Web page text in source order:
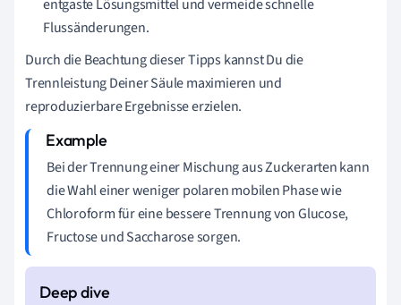
entgaste Lösungsmittel und vermeide schnelle
Flussänderungen.
Durch die Beachtung dieser Tipps kannst Du die
Trennleistung Deiner Säule maximieren und
reproduzierbare Ergebnisse erzielen.
Bei der Trennung einer Mischung aus Zuckerarten kann
die Wahl einer weniger polaren mobilen Phase wie
Chloroform für eine bessere Trennung von Glucose,
Fructose und Saccharose sorgen.